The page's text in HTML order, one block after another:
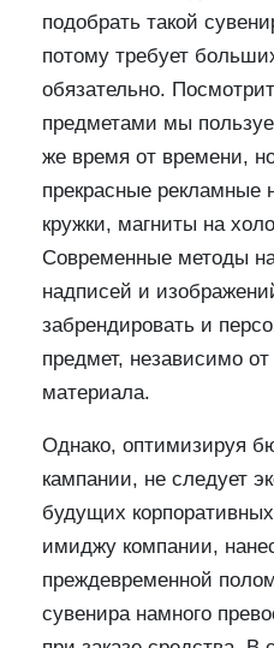
подобрать такой
потому требует
обязательно.
предметами мы
же время от времени,
прекрасные рекламные
кружки, магниты на
Современные методы
надписей и
забрендировать и
предмет, независимо
материала.
Однако, оптимизируя
кампании, не следует
будущих
имиджу компании,
преждевременной
сувенира намного